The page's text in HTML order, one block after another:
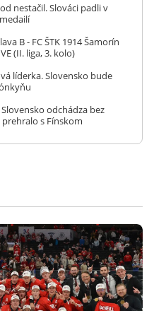
nestačil. Slováci padli v
B - FC ŠTK 1914 Šamorín
(II. liga, 3. kolo)
líderka. Slovensko bude
odchádza bez
s Fínskom